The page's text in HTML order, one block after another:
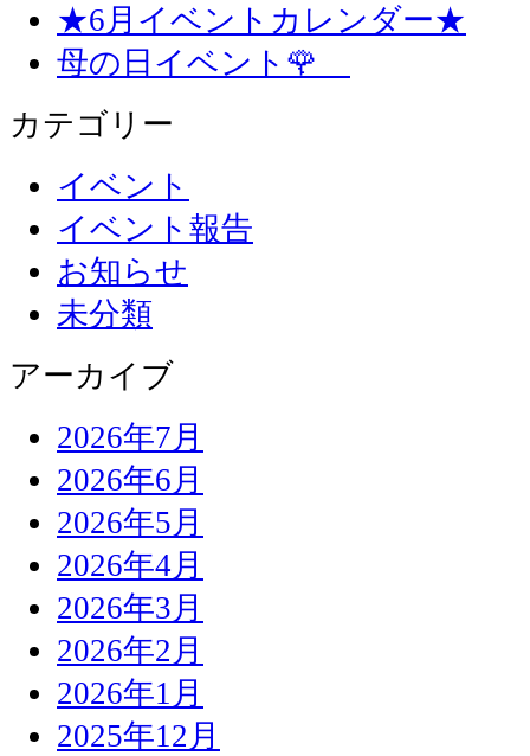
★6月イベントカレンダー★
母の日イベント🌹
カテゴリー
イベント
イベント報告
お知らせ
未分類
アーカイブ
2026年7月
2026年6月
2026年5月
2026年4月
2026年3月
2026年2月
2026年1月
2025年12月